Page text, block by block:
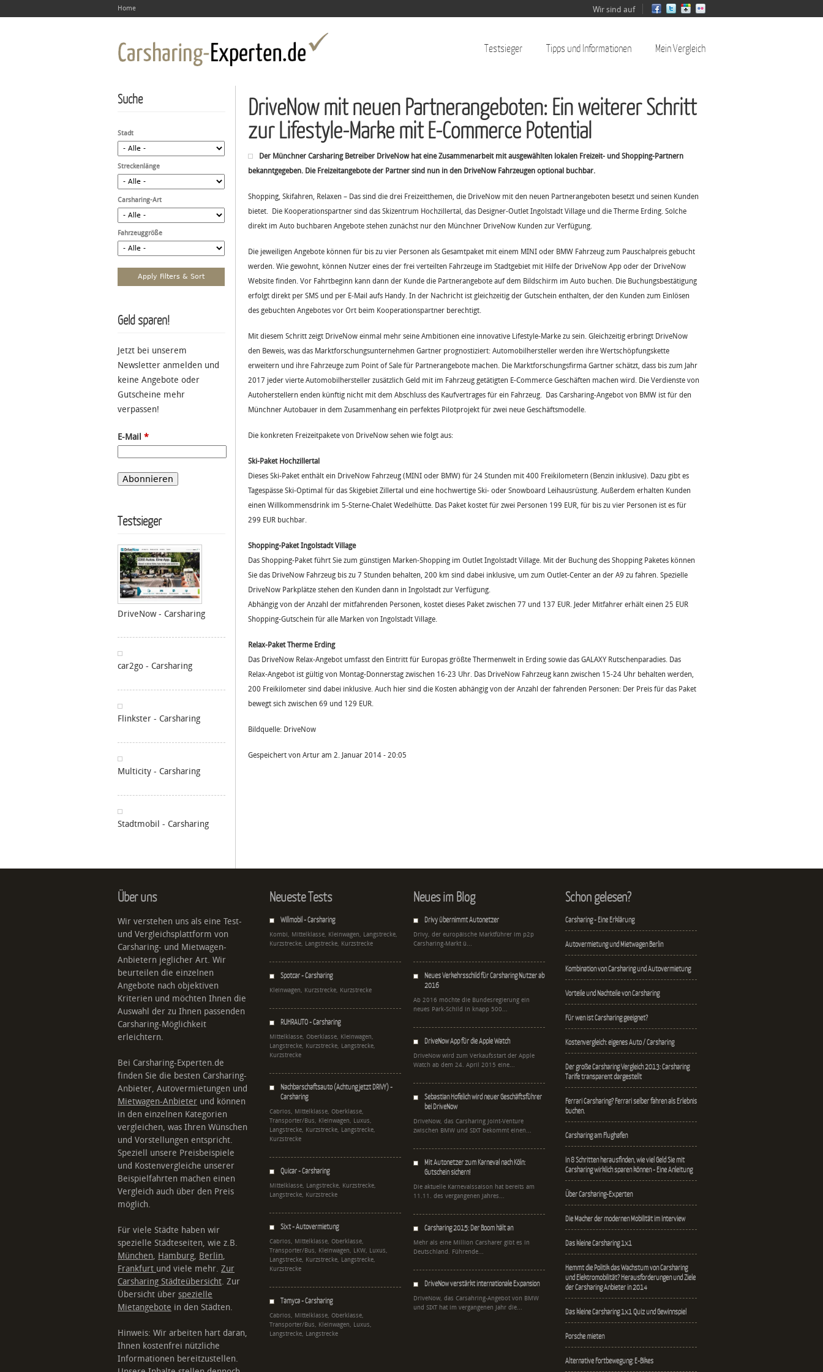
Home Wir sind auf
Testsieger Tipps und Informationen Mein Vergleich
DriveNow mit neuen Partnerangeboten: Ein weiterer Schritt
zur Lifestyle-Marke mit E-Commerce Potential
Der Münchner Carsharing Betreiber DriveNow hat eine Zusammenarbeit mit ausgewählten lokalen Freizeit- und Shopping-Partnern
bekanntgegeben. Die Freizeitangebote der Partner sind nun in den DriveNow Fahrzeugen optional buchbar.
Shopping, Skifahren, Relaxen – Das sind die drei Freizeitthemen, die DriveNow mit den neuen Partnerangeboten besetzt und seinen Kunden
bietet. Die Kooperationspartner sind das Skizentrum Hochzillertal, das Designer-Outlet Ingolstadt Village und die Therme Erding. Solche
direkt im Auto buchbaren Angebote stehen zunächst nur den Münchner DriveNow Kunden zur Verfügung.
Die jeweiligen Angebote können für bis zu vier Personen als Gesamtpaket mit einem MINI oder BMW Fahrzeug zum Pauschalpreis gebucht
werden. Wie gewohnt, können Nutzer eines der frei verteilten Fahrzeuge im Stadtgebiet mit Hilfe der DriveNow App oder der DriveNow
Website finden. Vor Fahrtbeginn kann dann der Kunde die Partnerangebote auf dem Bildschirm im Auto buchen. Die Buchungsbestätigung
erfolgt direkt per SMS und per E-Mail aufs Handy. In der Nachricht ist gleichzeitig der Gutschein enthalten, der den Kunden zum Einlösen
des gebuchten Angebotes vor Ort beim Kooperationspartner berechtigt.
Mit diesem Schritt zeigt DriveNow einmal mehr seine Ambitionen eine innovative Lifestyle-Marke zu sein. Gleichzeitig erbringt DriveNow
den Beweis, was das Marktforschungsunternehmen Gartner prognostiziert: Automobilhersteller werden ihre Wertschöpfungskette
erweitern und ihre Fahrzeuge zum Point of Sale für Partnerangebote machen. Die Marktforschungsfirma Gartner schätzt, dass bis zum Jahr
2017 jeder vierte Automobilhersteller zusätzlich Geld mit im Fahrzeug getätigten E-Commerce Geschäften machen wird. Die Verdienste von
Autoherstellern enden künftig nicht mit dem Abschluss des Kaufvertrages für ein Fahrzeug. Das Carsharing-Angebot von BMW ist für den
Münchner Autobauer in dem Zusammenhang ein perfektes Pilotprojekt für zwei neue Geschäftsmodelle.
Die konkreten Freizeitpakete von DriveNow sehen wie folgt aus:
Ski-Paket Hochzillertal
Dieses Ski-Paket enthält ein DriveNow Fahrzeug (MINI oder BMW) für 24 Stunden mit 400 Freikilometern (Benzin inklusive). Dazu gibt es
Tagespässe Ski-Optimal für das Skigebiet Zillertal und eine hochwertige Ski- oder Snowboard Leihausrüstung. Außerdem erhalten Kunden
einen Willkommensdrink im 5-Sterne-Chalet Wedelhütte. Das Paket kostet für zwei Personen 199 EUR, für bis zu vier Personen ist es für
299 EUR buchbar.
Shopping-Paket Ingolstadt Village
Das Shopping-Paket führt Sie zum günstigen Marken-Shopping im Outlet Ingolstadt Village. Mit der Buchung des Shopping Paketes können
Sie das DriveNow Fahrzeug bis zu 7 Stunden behalten, 200 km sind dabei inklusive, um zum Outlet-Center an der A9 zu fahren. Spezielle
DriveNow Parkplätze stehen den Kunden dann in Ingolstadt zur Verfügung.
Abhängig von der Anzahl der mitfahrenden Personen, kostet dieses Paket zwischen 77 und 137 EUR. Jeder Mitfahrer erhält einen 25 EUR
Shopping-Gutschein für alle Marken von Ingolstadt Village.
Relax-Paket Therme Erding
Das DriveNow Relax-Angebot umfasst den Eintritt für Europas größte Thermenwelt in Erding sowie das GALAXY Rutschenparadies. Das
Relax-Angebot ist gültig von Montag-Donnerstag zwischen 16-23 Uhr. Das DriveNow Fahrzeug kann zwischen 15-24 Uhr behalten werden,
200 Freikilometer sind dabei inklusive. Auch hier sind die Kosten abhängig von der Anzahl der fahrenden Personen: Der Preis für das Paket
bewegt sich zwischen 69 und 129 EUR.
Bildquelle: DriveNow
Gespeichert von Artur am 2. Januar 2014 - 20:05
Suche
Stadt
Streckenlänge
Carsharing-Art
Fahrzeuggröße
Geld sparen!
Jetzt bei unserem
Newsletter anmelden und
keine Angebote oder
Gutscheine mehr
verpassen!
E-Mail *
Testsieger
DriveNow - Carsharing
car2go - Carsharing
Flinkster - Carsharing
Multicity - Carsharing
Stadtmobil - Carsharing
Über uns
Wir verstehen uns als eine Test-
und Vergleichsplattform von
Carsharing- und Mietwagen-
Anbietern jeglicher Art. Wir
beurteilen die einzelnen
Angebote nach objektiven
Kriterien und möchten Ihnen die
Auswahl der zu Ihnen passenden
Carsharing-Möglichkeit
erleichtern.
Bei Carsharing-Experten.de
finden Sie die besten Carsharing-
Anbieter, Autovermietungen und
Mietwagen-Anbieter und können
in den einzelnen Kategorien
vergleichen, was Ihren Wünschen
und Vorstellungen entspricht.
Speziell unsere Preisbeispiele
und Kostenvergleiche unserer
Beispielfahrten machen einen
Vergleich auch über den Preis
möglich.
Für viele Städte haben wir
spezielle Städteseiten, wie z.B.
München, Hamburg, Berlin,
Frankfurt und viele mehr. Zur
Carsharing Städteübersicht. Zur
Übersicht über spezielle
Mietangebote in den Städten.
Hinweis: Wir arbeiten hart daran,
Ihnen kostenfrei nützliche
Informationen bereitzustellen.
Neueste Tests
Willmobil - Carsharing
Kombi, Mittelklasse, Kleinwagen, Langstrecke,
Kurzstrecke, Langstrecke, Kurzstrecke
Spotcar - Carsharing
Kleinwagen, Kurzstrecke, Kurzstrecke
RUHRAUTO - Carsharing
Mittelklasse, Oberklasse, Kleinwagen,
Langstrecke, Kurzstrecke, Langstrecke,
Kurzstrecke
Nachbarschaftsauto (Achtung jetzt DRIVY) -
Carsharing
Cabrios, Mittelklasse, Oberklasse,
Transporter/Bus, Kleinwagen, Luxus,
Langstrecke, Kurzstrecke, Langstrecke,
Kurzstrecke
Quicar - Carsharing
Mittelklasse, Langstrecke, Kurzstrecke,
Langstrecke, Kurzstrecke
Sixt - Autovermietung
Cabrios, Mittelklasse, Oberklasse,
Transporter/Bus, Kleinwagen, LKW, Luxus,
Langstrecke, Kurzstrecke, Langstrecke,
Kurzstrecke
Tamyca - Carsharing
Cabrios, Mittelklasse, Oberklasse,
Transporter/Bus, Kleinwagen, Luxus,
Langstrecke, Langstrecke
Neues im Blog
Drivy übernimmt Autonetzer
Drivy, der europäische Marktführer im p2p
Carsharing-Markt ü...
Neues Verkehrsschild für Carsharing Nutzer ab
2016
Ab 2016 möchte die Bundesregierung ein
neues Park-Schild in knapp 500...
DriveNow App für die Apple Watch
DriveNow wird zum Verkaufsstart der Apple
Watch ab dem 24. April 2015 eine...
Sebastian Hofelich wird neuer Geschäftsführer
bei DriveNow
DriveNow, das Carsharing Joint-Venture
zwischen BMW und SIXT bekommt einen...
Mit Autonetzer zum Karneval nach Köln:
Gutschein sichern!
Die aktuelle Karnevalssaison hat bereits am
11.11. des vergangenen Jahres...
Carsharing 2015: Der Boom hält an
Mehr als eine Million Carsharer gibt es in
Deutschland. Führende...
DriveNow verstärkt internationale Expansion
DriveNow, das Carsahring-Angebot von BMW
und SIXT hat im vergangenen Jahr die...
Schon gelesen?
Carsharing - Eine Erklärung
Autovermietung und Mietwagen Berlin
Kombination von Carsharing und Autovermietung
Vorteile und Nachteile von Carsharing
Für wen ist Carsharing geeignet?
Kostenvergleich: eigenes Auto / Carsharing
Der große Carsharing Vergleich 2013: Carsharing
Tarife transparent dargestellt
Ferrari Carsharing? Ferrari selber fahren als Erlebnis
buchen.
Carsharing am Flughafen
In 8 Schritten herausfinden, wie viel Geld Sie mit
Carsharing wirklich sparen können - Eine Anleitung
Über Carsharing-Experten
Die Macher der modernen Mobilität im Interview
Das kleine Carsharing 1x1
Hemmt die Politik das Wachstum von Carsharing
und Elektromobilität? Herausforderungen und Ziele
der Carsharing Anbieter in 2014
Das kleine Carsharing 1x1 Quiz und Gewinnspiel
Porsche mieten
Alternative Fortbewegung: E-Bikes